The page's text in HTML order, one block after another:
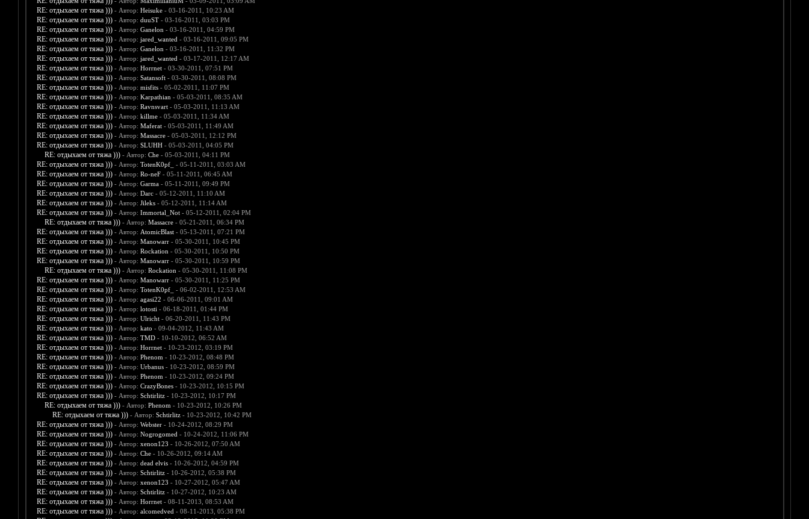
RE: отдыхаем от тяжа ))) - Автор: Heisuke- 03-16-2011, 10:23 AM
RE: отдыхаем от тяжа ))) - Автор: duuST- 03-16-2011, 03:03 PM
RE: отдыхаем от тяжа ))) - Автор: Ganelon - 03-16-2011, 04:59 PM
RE: отдыхаем от тяжа ))) - Автор: jared_wanted - 03-16-2011, 09:05 PM
RE: отдыхаем от тяжа ))) - Автор: Ganelon - 03-16-2011, 11:32 PM
RE: отдыхаем от тяжа ))) - Автор: jared_wanted - 03-17-2011, 12:17 AM
RE: отдыхаем от тяжа ))) - Автор: Horrnet- 03-30-2011, 07:51 PM
RE: отдыхаем от тяжа ))) - Автор: Satansoft- 03-30-2011, 08:08 PM
RE: отдыхаем от тяжа ))) - Автор: misfits- 05-02-2011, 11:07 PM
RE: отдыхаем от тяжа ))) - Автор: Karpathian - 05-03-2011, 08:35 AM
RE: отдыхаем от тяжа ))) - Автор: Ravnsvart- 05-03-2011, 11:13 AM
RE: отдыхаем от тяжа ))) - Автор: killme- 05-03-2011, 11:34 AM
RE: отдыхаем от тяжа ))) - Автор: Maferat- 05-03-2011, 11:49 AM
RE: отдыхаем от тяжа ))) - Автор: Massacre- 05-03-2011, 12:12 PM
RE: отдыхаем от тяжа ))) - Автор: SLUHH- 05-03-2011, 04:05 PM
RE: отдыхаем от тяжа ))) - Автор: Che- 05-03-2011, 04:11 PM
RE: отдыхаем от тяжа ))) - Автор: TotenK0pf_ - 05-11-2011, 03:03 AM
RE: отдыхаем от тяжа ))) - Автор: Ro-neF- 05-11-2011, 06:45 AM
RE: отдыхаем от тяжа ))) - Автор: Garma- 05-11-2011, 09:49 PM
RE: отдыхаем от тяжа ))) - Автор: Darc- 05-12-2011, 11:10 AM
RE: отдыхаем от тяжа ))) - Автор: Jileks- 05-12-2011, 11:14 AM
RE: отдыхаем от тяжа ))) - Автор: Immortal_Not- 05-12-2011, 02:04 PM
RE: отдыхаем от тяжа ))) - Автор: Massacre- 05-21-2011, 06:34 PM
RE: отдыхаем от тяжа ))) - Автор: AtomicBlast- 05-13-2011, 07:21 PM
RE: отдыхаем от тяжа ))) - Автор: Manowarr- 05-30-2011, 10:45 PM
RE: отдыхаем от тяжа ))) - Автор: Rockation - 05-30-2011, 10:50 PM
RE: отдыхаем от тяжа ))) - Автор: Manowarr- 05-30-2011, 10:59 PM
RE: отдыхаем от тяжа ))) - Автор: Rockation - 05-30-2011, 11:08 PM
RE: отдыхаем от тяжа ))) - Автор: Manowarr- 05-30-2011, 11:25 PM
RE: отдыхаем от тяжа ))) - Автор: TotenK0pf_ - 06-02-2011, 12:53 AM
RE: отдыхаем от тяжа ))) - Автор: agasi22 - 06-06-2011, 09:01 AM
RE: отдыхаем от тяжа ))) - Автор: lotosti - 06-18-2011, 01:44 PM
RE: отдыхаем от тяжа ))) - Автор: Ulricht- 06-20-2011, 11:43 PM
RE: отдыхаем от тяжа ))) - Автор: kato - 09-04-2012, 11:43 AM
RE: отдыхаем от тяжа ))) - Автор: TMD- 10-10-2012, 06:52 AM
RE: отдыхаем от тяжа ))) - Автор: Horrnet- 10-23-2012, 03:19 PM
RE: отдыхаем от тяжа ))) - Автор: Phenom - 10-23-2012, 08:48 PM
RE: отдыхаем от тяжа ))) - Автор: Urbanus- 10-23-2012, 08:59 PM
RE: отдыхаем от тяжа ))) - Автор: Phenom - 10-23-2012, 09:24 PM
RE: отдыхаем от тяжа ))) - Автор: CrazyBones- 10-23-2012, 10:15 PM
RE: отдыхаем от тяжа ))) - Автор: Schtirlitz- 10-23-2012, 10:17 PM
RE: отдыхаем от тяжа ))) - Автор: Phenom - 10-23-2012, 10:26 PM
RE: отдыхаем от тяжа ))) - Автор: Schtirlitz- 10-23-2012, 10:42 PM
RE: отдыхаем от тяжа ))) - Автор: Webster- 10-24-2012, 08:29 PM
RE: отдыхаем от тяжа ))) - Автор: Nogrogomed - 10-24-2012, 11:06 PM
RE: отдыхаем от тяжа ))) - Автор: xenon123 - 10-26-2012, 07:50 AM
RE: отдыхаем от тяжа ))) - Автор: Che- 10-26-2012, 09:14 AM
RE: отдыхаем от тяжа ))) - Автор: dead elvis- 10-26-2012, 04:59 PM
RE: отдыхаем от тяжа ))) - Автор: Schtirlitz- 10-26-2012, 05:38 PM
RE: отдыхаем от тяжа ))) - Автор: xenon123 - 10-27-2012, 05:47 AM
RE: отдыхаем от тяжа ))) - Автор: Schtirlitz- 10-27-2012, 10:23 AM
RE: отдыхаем от тяжа ))) - Автор: Horrnet- 08-11-2013, 08:53 AM
RE: отдыхаем от тяжа ))) - Автор: alcomedved - 08-11-2013, 05:38 PM